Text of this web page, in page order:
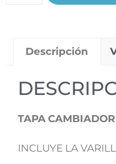
Descripción
TAPA
INCLUYE LA